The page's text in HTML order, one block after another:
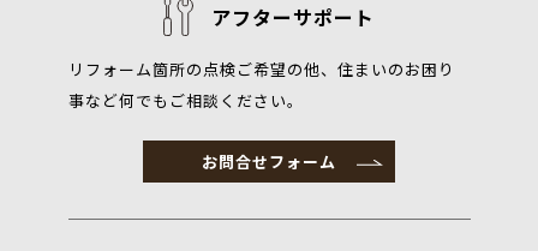
アフターサポート
リフォーム箇所の点検ご希望の他、住まいのお困り
事など何でもご相談ください。
お問合せフォーム